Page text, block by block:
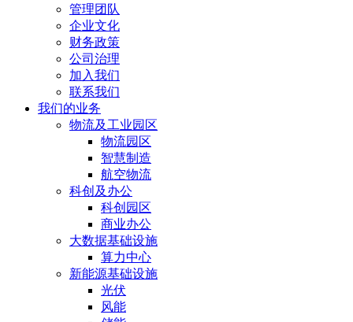
管理团队
企业文化
财务政策
公司治理
加入我们
联系我们
我们的业务
物流及工业园区
物流园区
智慧制造
航空物流
科创及办公
科创园区
商业办公
大数据基础设施
算力中心
新能源基础设施
光伏
风能